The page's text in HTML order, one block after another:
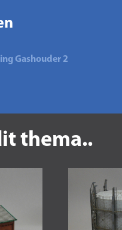
Gashouder 2
thema..